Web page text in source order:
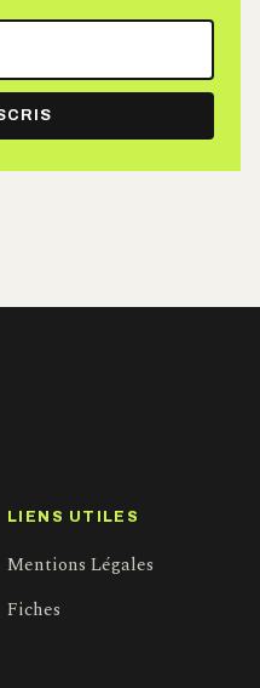
LIENS UTILES
Mentions Légales
Fiches